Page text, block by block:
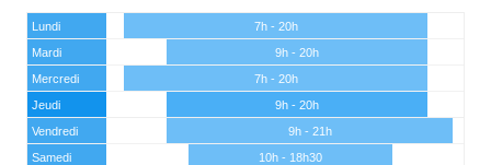
Lundi
7h - 20h
Mardi
9h - 20h
Mercredi
7h - 20h
Jeudi
9h - 20h
Vendredi
9h - 21h
Samedi
10h - 18h30